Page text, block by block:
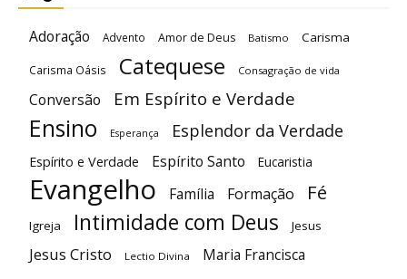
Adoração Advento Amor de Deus Batismo Carisma
Carisma Oásis Catequese Consagração de vida
Conversão Em Espírito e Verdade
Ensino Esperança Esplendor da Verdade
Espírito e Verdade Espírito Santo Eucaristia
Evangelho Família Formação Fé
Igreja Intimidade com Deus Jesus
Jesus Cristo Lectio Divina Maria Francisca